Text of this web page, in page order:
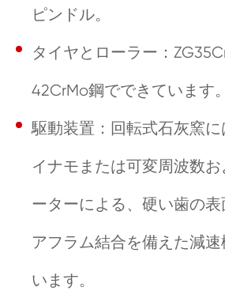
ピンドル。
タイヤとローラー：
42CrMo鋼でできています。
駆動装置：回転式石灰窯
イナモまたは可変周波数
ーターによる、硬い歯の
アフラム結合を備えた減
います。